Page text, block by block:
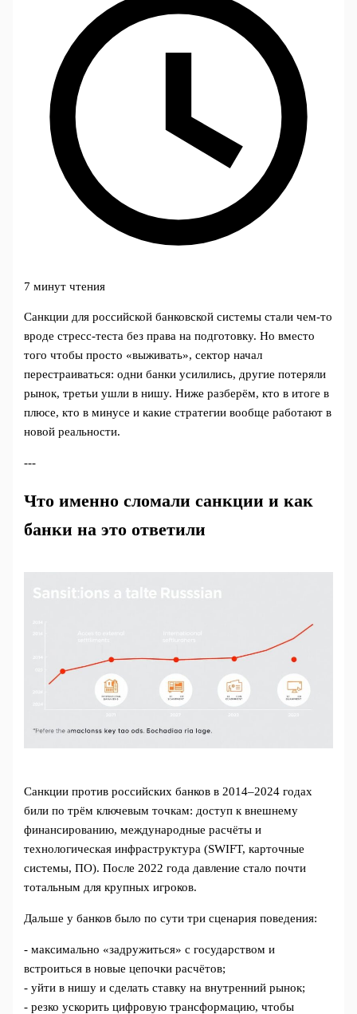
7 минут чтения
Санкции для российской банковской системы стали чем‑то
вроде стресс‑теста без права на подготовку. Но вместо
того чтобы просто «выживать», сектор начал
перестраиваться: одни банки усилились, другие потеряли
рынок, третьи ушли в нишу. Ниже разберём, кто в итоге в
плюсе, кто в минусе и какие стратегии вообще работают в
новой реальности.
---
Что именно сломали санкции и как
банки на это ответили
Санкции против российских банков в 2014–2024 годах
били по трём ключевым точкам: доступ к внешнему
финансированию, международные расчёты и
технологическая инфраструктура (SWIFT, карточные
системы, ПО). После 2022 года давление стало почти
тотальным для крупных игроков.
Дальше у банков было по сути три сценария поведения:
- максимально «задружиться» с государством и
встроиться в новые цепочки расчётов;
- уйти в нишу и сделать ставку на внутренний рынок;
- резко ускорить цифровую трансформацию, чтобы